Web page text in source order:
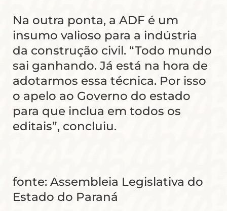
Na outra ponta, a ADF é um
insumo valioso para a indústria
da construção civil. “Todo mundo
sai ganhando. Já está na hora de
adotarmos essa técnica. Por isso
o apelo ao Governo do estado
para que inclua em todos os
editais”, concluiu.
fonte: Assembleia Legislativa do
Estado do Paraná